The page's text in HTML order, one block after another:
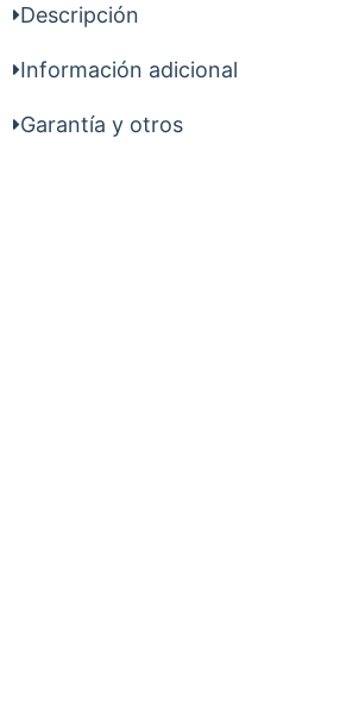
Descripción
Información adicional
Garantía y otros